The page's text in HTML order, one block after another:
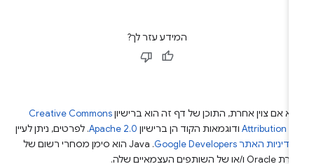
המידע עזר לך?
אם צוין אחרת, התוכן של דף זה הוא ברישיוןCreative Commons
Attributionודוגמאות הקוד הן ברישיוןApache 2.0. לפרטים, ניתן לעיין
מדיניות האתר Google Developers‏
.‏ Java הוא סימן מסחרי רשום של